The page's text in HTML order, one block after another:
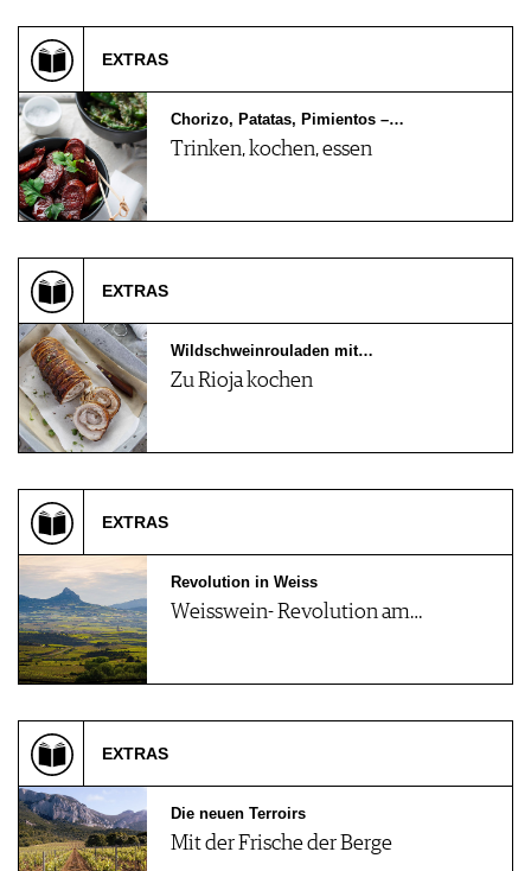
VORTEILSWELT
MEDIATHEK
APPS
VIDEOS
BILDSTRECKEN
BÜCHER
NEWS
WEINWIRTSCHAFT
WEINSZENE
PORTRAITS
ARCHIV
ANMELDEN
AWARDS
GEWINNSPIELE
VORTEILSWELT
TRINKREIFETABELLE
ABO
WEINSUCHE
NEWSLETTER
WINE TRADE CLUB
REDAKTION
JOBS
WERBUNG
PRESSE
IMPRESSUM
AGB & DATENSCHUTZ
EXTRAS
Chorizo, Patatas, Pimientos –…
Trinken, kochen, essen
EXTRAS
Wildschweinrouladen mit…
Zu Rioja kochen
EXTRAS
Revolution in Weiss
Weisswein- Revolution am…
EXTRAS
Die neuen Terroirs
Mit der Frische der Berge